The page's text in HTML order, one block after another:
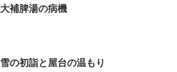
大補脾湯の病機
雪の初詣と屋台の温もり